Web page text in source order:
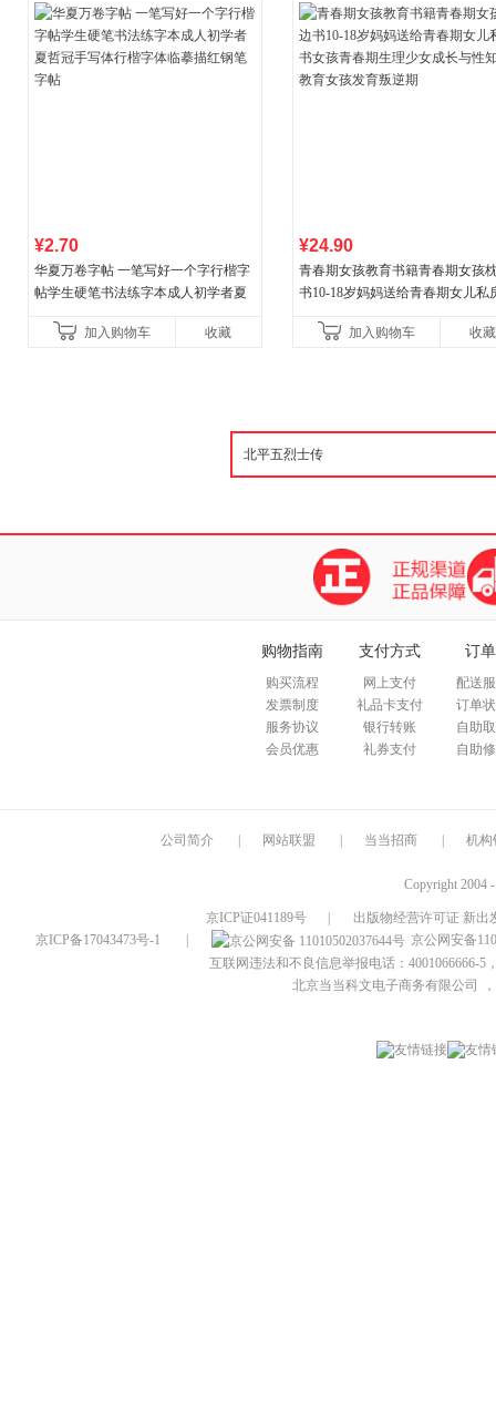
¥2.70
华夏万卷字帖 一笔写好一个字行楷字
帖学生硬笔书法练字本成人初学者夏
加入购物车 收藏
¥24.90
青春期女孩教育书籍青春期女孩
书10-18岁妈妈送给青春期女儿私
育女孩发育叛逆期
加入购物车 收藏
购物指南
购买流程
发票制度
服务协议
会员优惠
支付方式
网上支付
礼品卡支付
银行转账
礼券支付
订
配送
订单
自助
自助
公司简介 网站联盟 当当招商 机构
Copyright 2004
京ICP证041189号
出版物经营许可证 新出
京ICP备17043473号-1
京公网安备
互联网违法和不良信息举报电话：4001066666-5
北京当当科文电子商务有限公司